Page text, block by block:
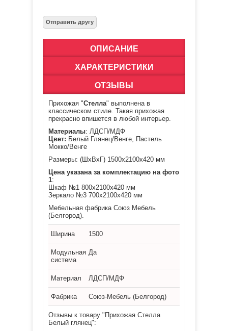
ОПИСАНИЕ
ХАРАКТЕРИСТИКИ
ОТЗЫВЫ
Прихожая "Стелла" выполнена в
классическом стиле. Такая прихожая
прекрасно впишется в любой интерьер.
Материалы: ЛДСП/МДФ
Цвет: Белый Глянец/Венге, Пастель
Мокко/Венге
Размеры: (ШхВхГ) 1500х2100х420 мм
Цена указана за комплектацию на фото
1:
Шкаф №1 800х2100х420 мм
Зеркало №3 700х2100х420 мм
Мебельная фабрика Союз Мебель
(Белгород).
Ширина 1500
Модульная
система
Да
Материал ЛДСП/МДФ
Фабрика Союз-Мебель (Белгород)
Отзывы к товару "Прихожая Стелла
Белый глянец":